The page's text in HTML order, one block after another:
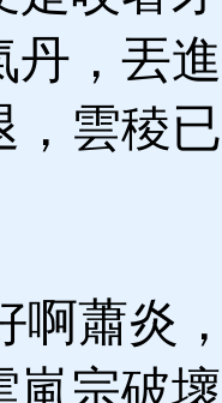
丹，丟
，雲稜
蕭炎
嵐宗破